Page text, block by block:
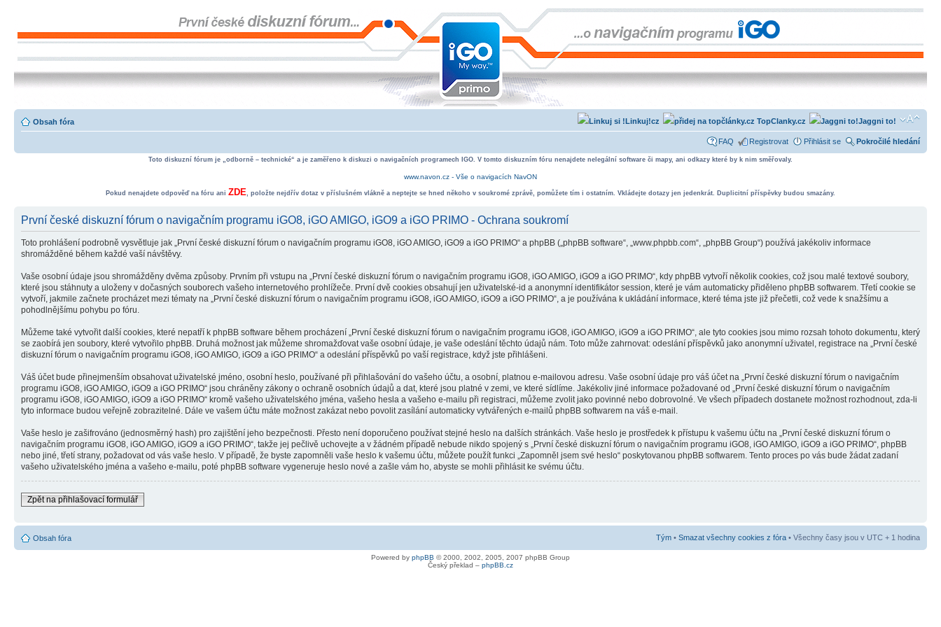
Obsah fóra Jaggni to!
TopClanky.cz
Linkuj!cz
FAQ Registrovat Přihlásit se Pokročilé hledání
Toto diskuzní fórum je „odborně – technické“ a je zaměřeno k diskuzi o navigačních programech IGO. V tomto diskuzním fóru nenajdete nelegální software či mapy, ani odkazy které by k nim směřovaly.
www.navon.cz - Vše o navigacích NavON
Pokud nenajdete odpověď na fóru ani ZDE, položte nejdřív dotaz v příslušném vlákně a neptejte se hned někoho v soukromé zprávě, pomůžete tím i ostatním. Vkládejte dotazy jen jedenkrát. Duplicitní příspěvky budou smazány.
První české diskuzní fórum o navigačním programu iGO8, iGO AMIGO, iGO9 a iGO PRIMO - Ochrana soukromí
Toto prohlášení podrobně vysvětluje jak „První české diskuzní fórum o navigačním programu iGO8, iGO AMIGO, iGO9 a iGO PRIMO“ a phpBB („phpBB software“, „www.phpbb.com“, „phpBB Group“) používá jakékoliv informace
shromážděné během každé vaší návštěvy.
Vaše osobní údaje jsou shromážděny dvěma způsoby. Prvním při vstupu na „První české diskuzní fórum o navigačním programu iGO8, iGO AMIGO, iGO9 a iGO PRIMO“, kdy phpBB vytvoří několik cookies, což jsou malé textové soubory,
které jsou stáhnuty a uloženy v dočasných souborech vašeho internetového prohlížeče. První dvě cookies obsahují jen uživatelské-id a anonymní identifikátor session, které je vám automaticky přiděleno phpBB softwarem. Třetí cookie se
vytvoří, jakmile začnete procházet mezi tématy na „První české diskuzní fórum o navigačním programu iGO8, iGO AMIGO, iGO9 a iGO PRIMO“, a je používána k ukládání informace, které téma jste již přečetli, což vede k snažšímu a
pohodlnějšímu pohybu po fóru.
Můžeme také vytvořit další cookies, které nepatří k phpBB software během procházení „První české diskuzní fórum o navigačním programu iGO8, iGO AMIGO, iGO9 a iGO PRIMO“, ale tyto cookies jsou mimo rozsah tohoto dokumentu, který
se zaobírá jen soubory, které vytvořilo phpBB. Druhá možnost jak můžeme shromažďovat vaše osobní údaje, je vaše odeslání těchto údajů nám. Toto může zahrnovat: odeslání příspěvků jako anonymní uživatel, registrace na „První české
diskuzní fórum o navigačním programu iGO8, iGO AMIGO, iGO9 a iGO PRIMO“ a odeslání příspěvků po vaší registrace, když jste přihlášeni.
Váš účet bude přinejmenším obsahovat uživatelské jméno, osobní heslo, používané při přihlašování do vašeho účtu, a osobní, platnou e-mailovou adresu. Vaše osobní údaje pro váš účet na „První české diskuzní fórum o navigačním
programu iGO8, iGO AMIGO, iGO9 a iGO PRIMO“ jsou chráněny zákony o ochraně osobních údajů a dat, které jsou platné v zemi, ve které sídlíme. Jakékoliv jiné informace požadované od „První české diskuzní fórum o navigačním
programu iGO8, iGO AMIGO, iGO9 a iGO PRIMO“ kromě vašeho uživatelského jména, vašeho hesla a vašeho e-mailu při registraci, můžeme zvolit jako povinné nebo dobrovolné. Ve všech případech dostanete možnost rozhodnout, zda-li
tyto informace budou veřejně zobrazitelné. Dále ve vašem účtu máte možnost zakázat nebo povolit zasílání automaticky vytvářených e-mailů phpBB softwarem na váš e-mail.
Vaše heslo je zašifrováno (jednosměrný hash) pro zajištění jeho bezpečnosti. Přesto není doporučeno používat stejné heslo na dalších stránkách. Vaše heslo je prostředek k přístupu k vašemu účtu na „První české diskuzní fórum o
navigačním programu iGO8, iGO AMIGO, iGO9 a iGO PRIMO“, takže jej pečlivě uchovejte a v žádném případě nebude nikdo spojený s „První české diskuzní fórum o navigačním programu iGO8, iGO AMIGO, iGO9 a iGO PRIMO“, phpBB
nebo jiné, třetí strany, požadovat od vás vaše heslo. V případě, že byste zapomněli vaše heslo k vašemu účtu, můžete použít funkci „Zapomněl jsem své heslo“ poskytovanou phpBB softwarem. Tento proces po vás bude žádat zadaní
vašeho uživatelského jména a vašeho e-mailu, poté phpBB software vygeneruje heslo nové a zašle vám ho, abyste se mohli přihlásit ke svému účtu.
Zpět na přihlašovací formulář
Obsah fóra Tým • Smazat všechny cookies z fóra • Všechny časy jsou v UTC + 1 hodina
Powered by phpBB © 2000, 2002, 2005, 2007 phpBB Group
Český překlad – phpBB.cz